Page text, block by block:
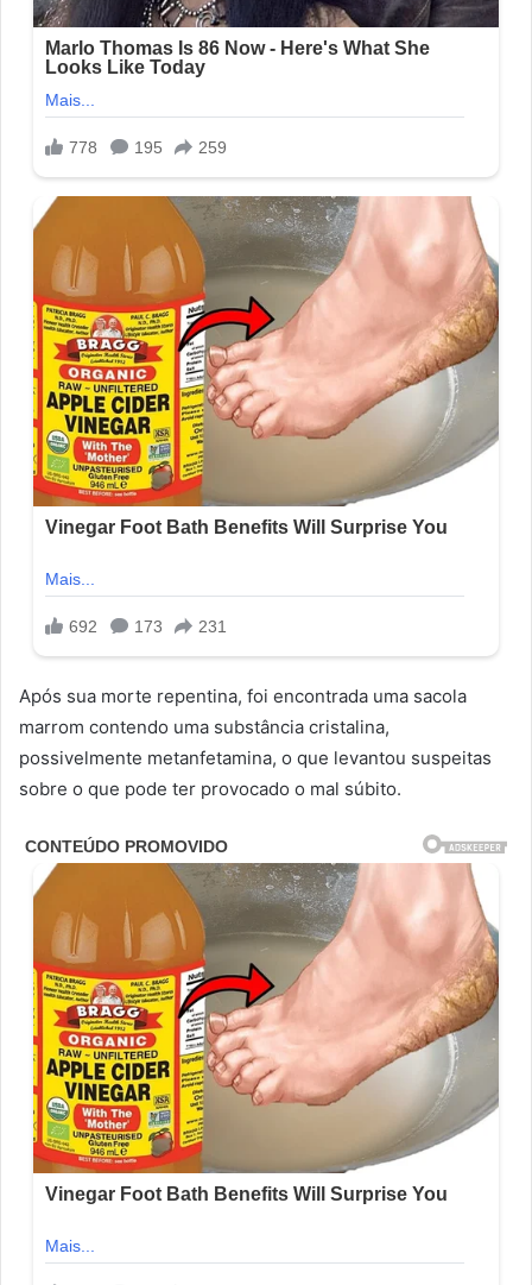
Após sua morte repentina, foi encontrada uma sacola
marrom contendo uma substância cristalina,
possivelmente metanfetamina, o que levantou suspeitas
sobre o que pode ter provocado o mal súbito.